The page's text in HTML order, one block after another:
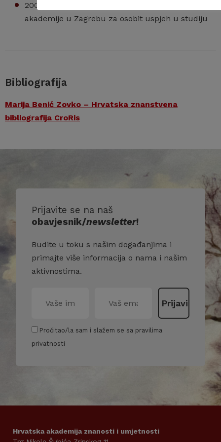
2001. dobitnica Dekanove nagrade Muzičke
akademije u Zagrebu za osobit uspjeh u studiju
Bibliografija
Marija Benić Zovko – Hrvatska znanstvena
bibliografija CroRis
Prijavite se na naš
obavjesnik/newsletter!
Budite u toku s našim događanjima i
primajte više informacija o nama i našim
aktivnostima.
Pročitao/la sam i slažem se sa pravilima
privatnosti
Hrvatska akademija znanosti i umjetnosti